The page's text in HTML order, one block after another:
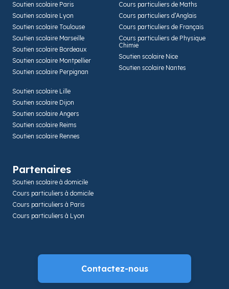
Soutien scolaire Paris
Soutien scolaire Lyon
Soutien scolaire Toulouse
Soutien scolaire Marseille
Soutien scolaire Bordeaux
Soutien scolaire Montpellier
Soutien scolaire Perpignan
Cours particuliers de Maths
Cours particuliers d’Anglais
Cours particuliers de Français
Cours particuliers de Physique
Chimie
Soutien scolaire Nice
Soutien scolaire Nantes
Soutien scolaire Lille
Soutien scolaire Dijon
Soutien scolaire Angers
Soutien scolaire Reims
Soutien scolaire Rennes
Partenaires
Soutien scolaire à domicile
Cours particuliers à domicile
Cours particuliers à Paris
Cours particuliers à Lyon
Contactez-nous